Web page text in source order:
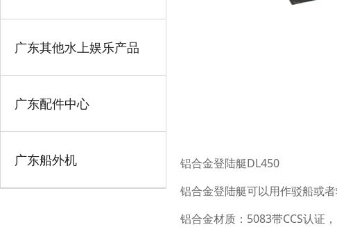
广东其他水上娱乐产品
广东配件中心
广东船外机
铝合金登陆艇DL450
铝合金登陆艇可以用作驳船或
铝合金材质： 5083带CCS认证，